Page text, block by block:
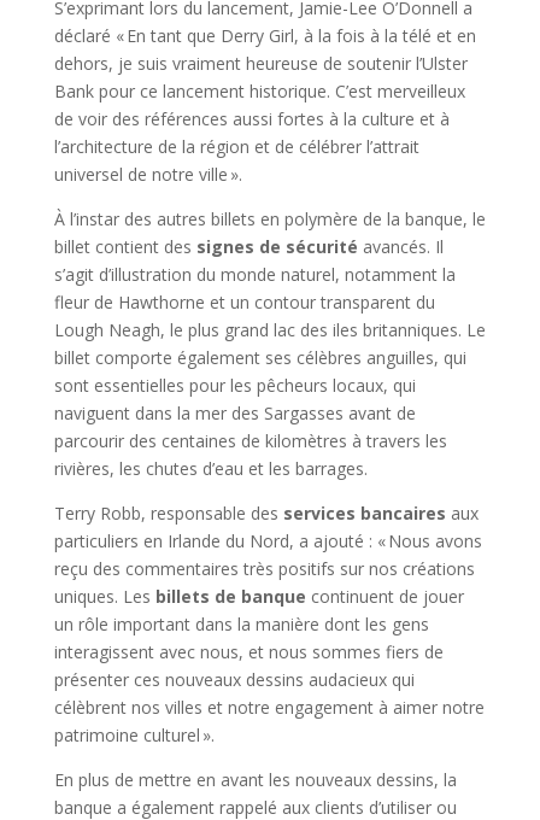
S’exprimant lors du lancement, Jamie-Lee O’Donnell a
déclaré « En tant que Derry Girl, à la fois à la télé et en
dehors, je suis vraiment heureuse de soutenir l’Ulster
Bank pour ce lancement historique. C’est merveilleux
de voir des références aussi fortes à la culture et à
l’architecture de la région et de célébrer l’attrait
universel de notre ville ».
À l’instar des autres billets en polymère de la banque, le
billet contient des signes de sécurité avancés. Il
s’agit d’illustration du monde naturel, notamment la
fleur de Hawthorne et un contour transparent du
Lough Neagh, le plus grand lac des iles britanniques. Le
billet comporte également ses célèbres anguilles, qui
sont essentielles pour les pêcheurs locaux, qui
naviguent dans la mer des Sargasses avant de
parcourir des centaines de kilomètres à travers les
rivières, les chutes d’eau et les barrages.
Terry Robb, responsable des services bancaires aux
particuliers en Irlande du Nord, a ajouté : « Nous avons
reçu des commentaires très positifs sur nos créations
uniques. Les billets de banque continuent de jouer
un rôle important dans la manière dont les gens
interagissent avec nous, et nous sommes fiers de
présenter ces nouveaux dessins audacieux qui
célèbrent nos villes et notre engagement à aimer notre
patrimoine culturel ».
En plus de mettre en avant les nouveaux dessins, la
banque a également rappelé aux clients d’utiliser ou